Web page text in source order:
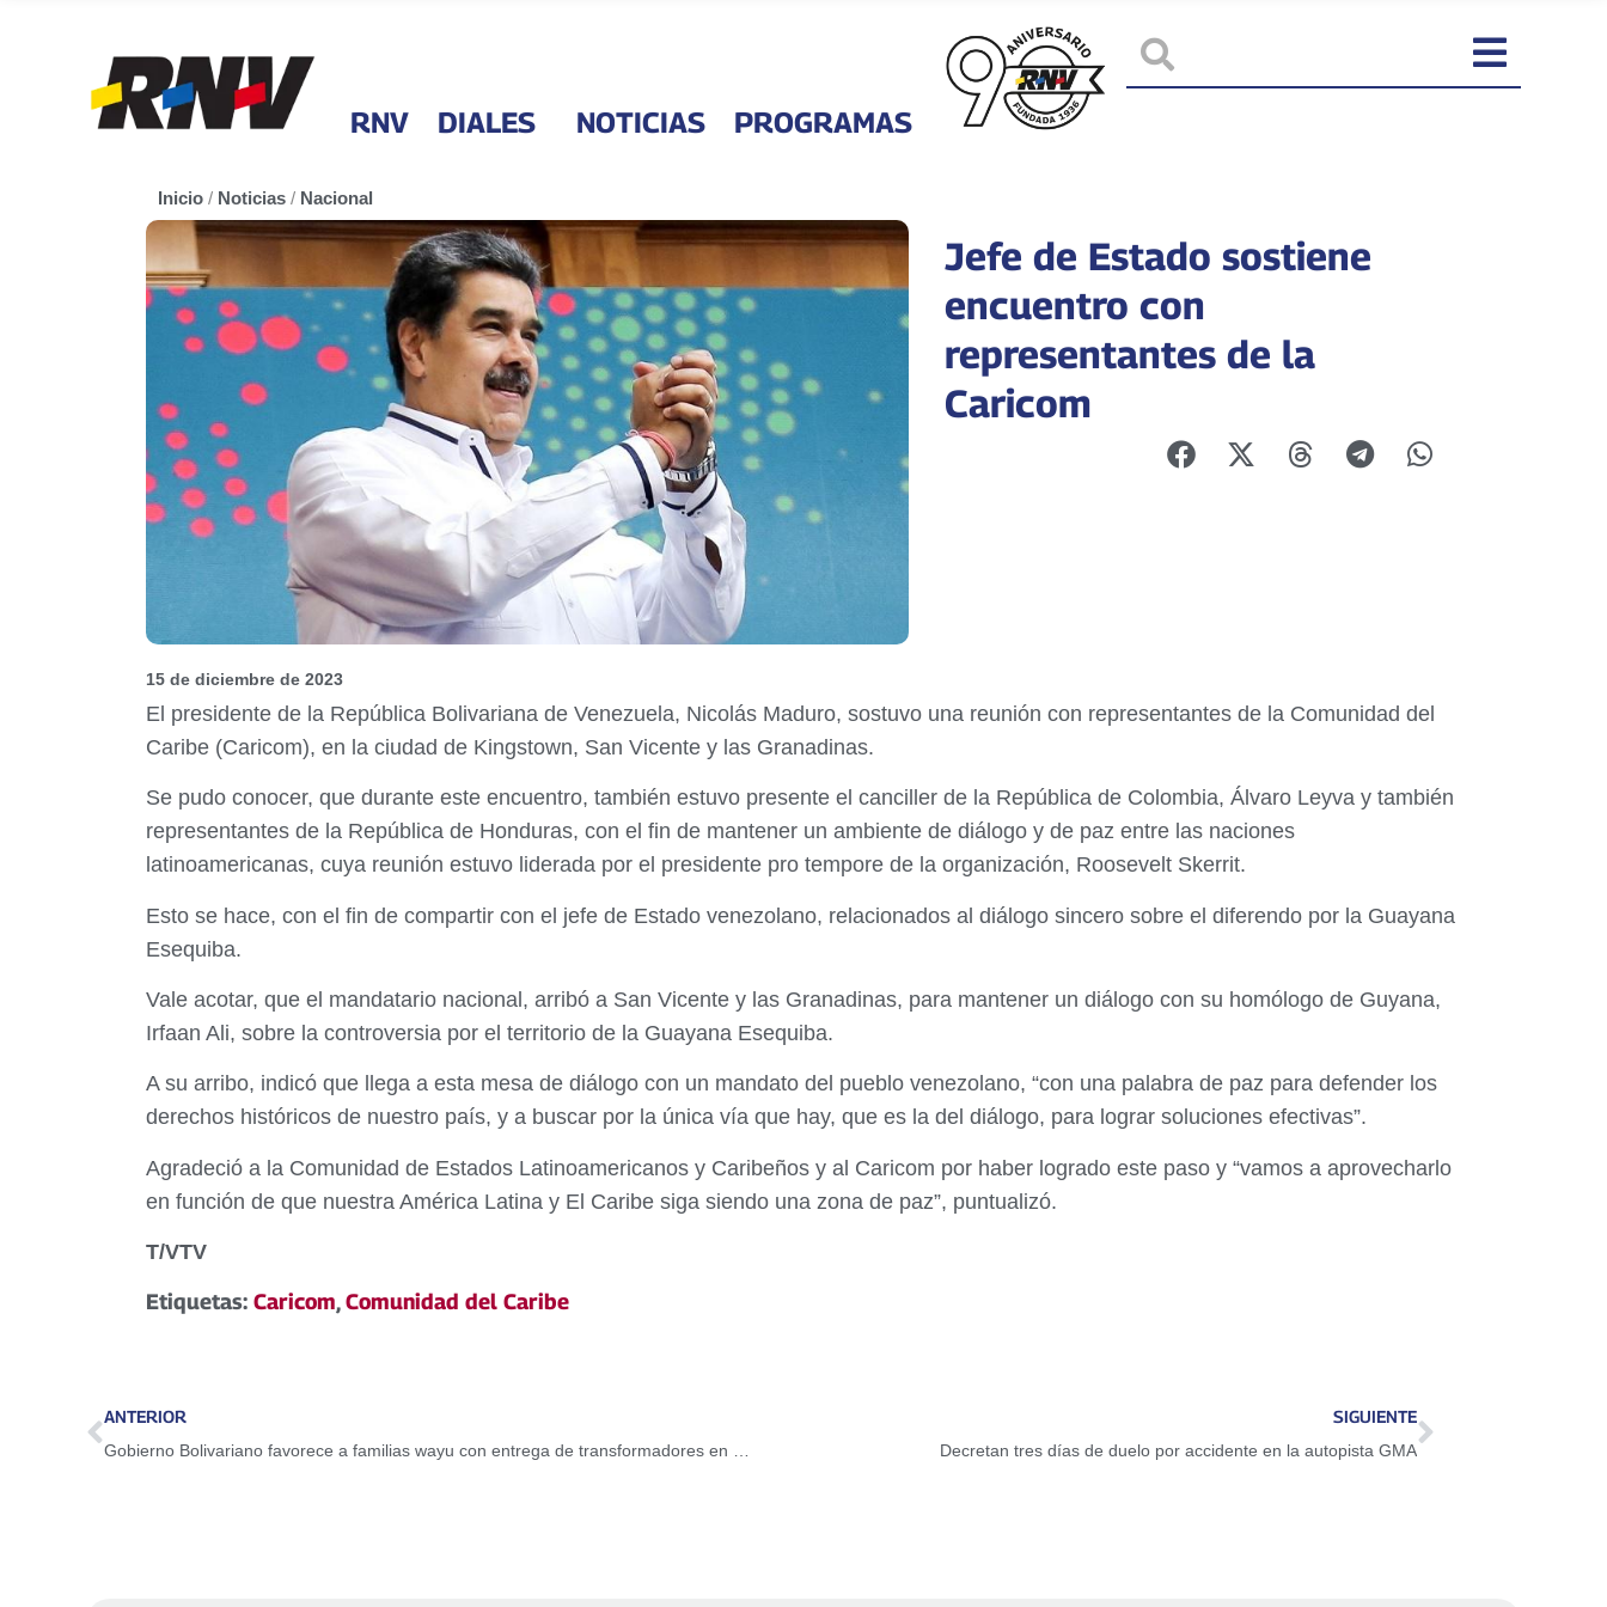
RNV DIALES NOTICIAS PROGRAMAS
Inicio / Noticias / Nacional
Jefe de Estado sostiene
encuentro con
representantes de la
Caricom
15 de diciembre de 2023
El presidente de la República Bolivariana de Venezuela, Nicolás Maduro, sostuvo una reunión con representantes de la Comunidad del
Caribe (Caricom), en la ciudad de Kingstown, San Vicente y las Granadinas.
Se pudo conocer, que durante este encuentro, también estuvo presente el canciller de la República de Colombia, Álvaro Leyva y también
representantes de la República de Honduras, con el fin de mantener un ambiente de diálogo y de paz entre las naciones
latinoamericanas, cuya reunión estuvo liderada por el presidente pro tempore de la organización, Roosevelt Skerrit.
Esto se hace, con el fin de compartir con el jefe de Estado venezolano, relacionados al diálogo sincero sobre el diferendo por la Guayana
Esequiba.
Vale acotar, que el mandatario nacional, arribó a San Vicente y las Granadinas, para mantener un diálogo con su homólogo de Guyana,
Irfaan Ali, sobre la controversia por el territorio de la Guayana Esequiba.
A su arribo, indicó que llega a esta mesa de diálogo con un mandato del pueblo venezolano, “con una palabra de paz para defender los
derechos históricos de nuestro país, y a buscar por la única vía que hay, que es la del diálogo, para lograr soluciones efectivas”.
Agradeció a la Comunidad de Estados Latinoamericanos y Caribeños y al Caricom por haber logrado este paso y “vamos a aprovecharlo
en función de que nuestra América Latina y El Caribe siga siendo una zona de paz”, puntualizó.
T/VTV
Etiquetas: Caricom,Comunidad del Caribe
ANTERIOR SIGUIENTE
Decretan tres días de duelo por accidente en la autopista GMA